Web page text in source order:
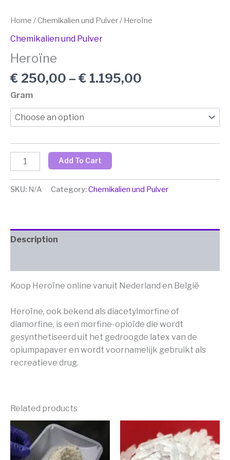
Home /Chemikalien und Pulver/ Heroïne
Chemikalien und Pulver
Heroïne
€ 250,00 – € 1.195,00
Gram
Add To Cart
SKU: N/A Category:Chemikalien und Pulver
Description
Koop Heroïne online vanuit Nederland en België
Heroïne, ook bekend als diacetylmorfine of
diamorfine, is een morfine-opioïde die wordt
gesynthetiseerd uit het gedroogde latex van de
opiumpapaver en wordt voornamelijk gebruikt als
recreatieve drug.
Related products
range:
€ 180,00
through
product
has
range:
€
This
has